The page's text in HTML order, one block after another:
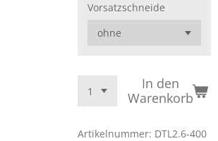
Vorsatzschneide
In den
Warenkorb
Artikelnummer: DTL2.6-400